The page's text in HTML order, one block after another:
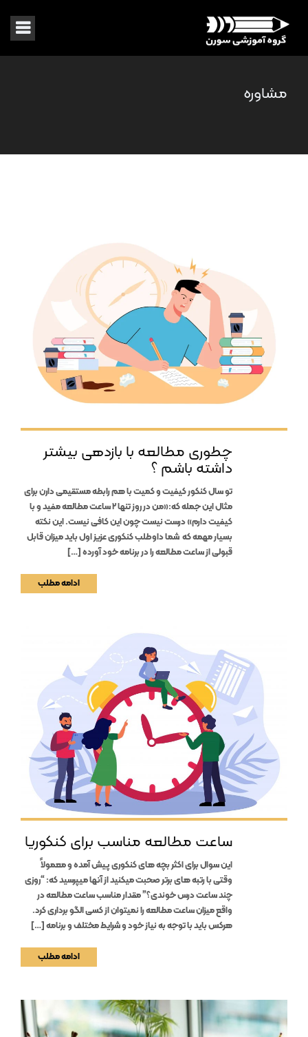
مشاوره
چطوری مطالعه با بازدهی بیشتر
داشته باشم ؟
تو سال کنکور کیفیت و کمیت با هم رابطه مستقیمی دارن برای
مثال این جمله که:«من در روز تنها 2 ساعت مطالعه مفید و با
کیفیت دارم» درست نیست چون این کافی نیست. این نکته
بسیار مهمه که شما داوطلب کنکوری عزیز اول باید میزان قابل
قبولی از ساعت مطالعه را در برنامه خود آورده […]
ادامه مطلب
ساعت مطالعه مناسب برای کنکوریا
این سوال برای اکثر بچه های کنکوری پیش آمده و معمولاً
وقتی با رتبه های برتر صحبت میکنید از آنها میپرسید که: “روزی
چند ساعت درس خوندی؟” مقدار مناسب ساعت مطالعه در
واقع میزان ساعت مطالعه را نمیتوان از کسی الگو برداری کرد.
هرکس باید با توجه به نیاز خود و شرایط مختلف و برنامه […]
ادامه مطلب